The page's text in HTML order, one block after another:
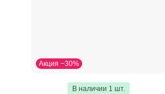
Акция −30%
В наличии 1 шт.